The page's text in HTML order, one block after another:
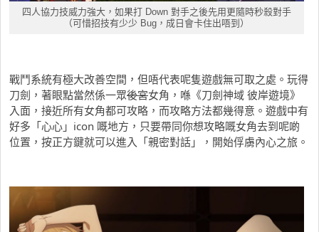
四人協力技威力強大，如果打 Down 對手之後先用更隨時秒殺對手
（可惜招技有少少 Bug，成日會卡住出唔到）
戰鬥系統有極大改善空間，但唔代表呢隻遊戲無可取之處。玩得
刀劍，著眼點當然係一眾後宮女角，喺《刀劍神域 彼岸遊境》
入面，接近所有女角都可攻略，而攻略方法都幾得意。遊戲中有
好多「心心」icon 嘅地方，只要帶同你想攻略嘅女角去到呢啲
位置，按正方鍵就可以進入「親密對話」，開始俘虜內心之旅。